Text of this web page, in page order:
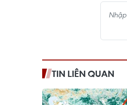
TIN LIÊN QUAN